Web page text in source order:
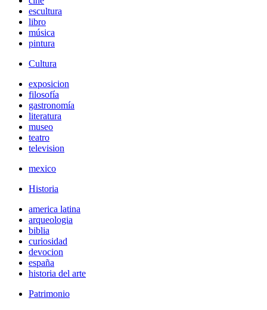
escultura
libro
música
pintura
Cultura
exposicion
filosofía
gastronomía
literatura
museo
teatro
television
mexico
Historia
america latina
arqueologia
biblia
curiosidad
devocion
españa
historia del arte
Patrimonio